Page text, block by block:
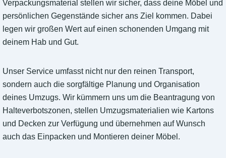
Verpackungsmaterial stellen wir sicher, dass deine Möbel und
persönlichen Gegenstände sicher ans Ziel kommen. Dabei
legen wir großen Wert auf einen schonenden Umgang mit
deinem Hab und Gut.
Unser Service umfasst nicht nur den reinen Transport,
sondern auch die sorgfältige Planung und Organisation
deines Umzugs. Wir kümmern uns um die Beantragung von
Halteverbotszonen, stellen Umzugsmaterialien wie Kartons
und Decken zur Verfügung und übernehmen auf Wunsch
auch das Einpacken und Montieren deiner Möbel.